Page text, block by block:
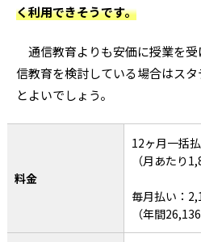
く利用できそうです。
通信教育よりも安価に授業を
信教育を検討している場合はス
とよいでしょう。
料金
12ヶ月一括
（月あたり
毎月払い：
（年間26,136